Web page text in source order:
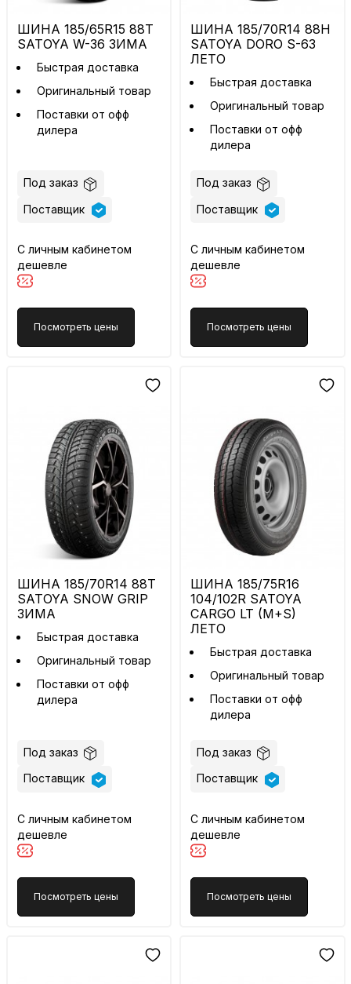
ШИНА 185/65R15 88T
SATOYA W-36 ЗИМА
Быстрая доставка
Оригинальный товар
Поставки от офф
дилера
Под заказ
Поставщик
С личным кабинетом
дешевле
Посмотреть цены
ШИНА 185/70R14 88H
SATOYA DORO S-63
ЛЕТО
Быстрая доставка
Оригинальный товар
Поставки от офф
дилера
Под заказ
Поставщик
С личным кабинетом
дешевле
Посмотреть цены
ШИНА 185/70R14 88T
SATOYA SNOW GRIP
ЗИМА
Быстрая доставка
Оригинальный товар
Поставки от офф
дилера
Под заказ
Поставщик
С личным кабинетом
дешевле
Посмотреть цены
ШИНА 185/75R16
104/102R SATOYA
CARGO LT (M+S)
ЛЕТО
Быстрая доставка
Оригинальный товар
Поставки от офф
дилера
Под заказ
Поставщик
С личным кабинетом
дешевле
Посмотреть цены